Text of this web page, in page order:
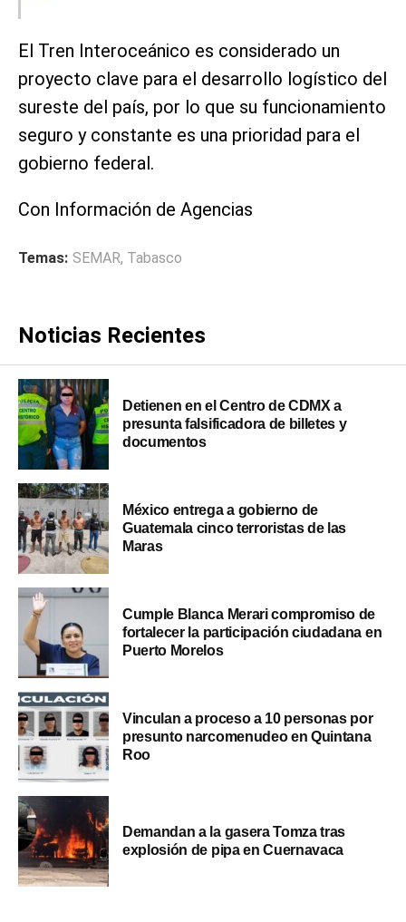
El Tren Interoceánico es considerado un
proyecto clave para el desarrollo logístico del
sureste del país, por lo que su funcionamiento
seguro y constante es una prioridad para el
gobierno federal.
Con Información de Agencias
Temas: SEMAR, Tabasco
Noticias Recientes
Detienen en el Centro de CDMX a
presunta falsificadora de billetes y
documentos
México entrega a gobierno de
Guatemala cinco terroristas de las
Maras
Cumple Blanca Merari compromiso de
fortalecer la participación ciudadana en
Puerto Morelos
Vinculan a proceso a 10 personas por
presunto narcomenudeo en Quintana
Roo
Demandan a la gasera Tomza tras
explosión de pipa en Cuernavaca